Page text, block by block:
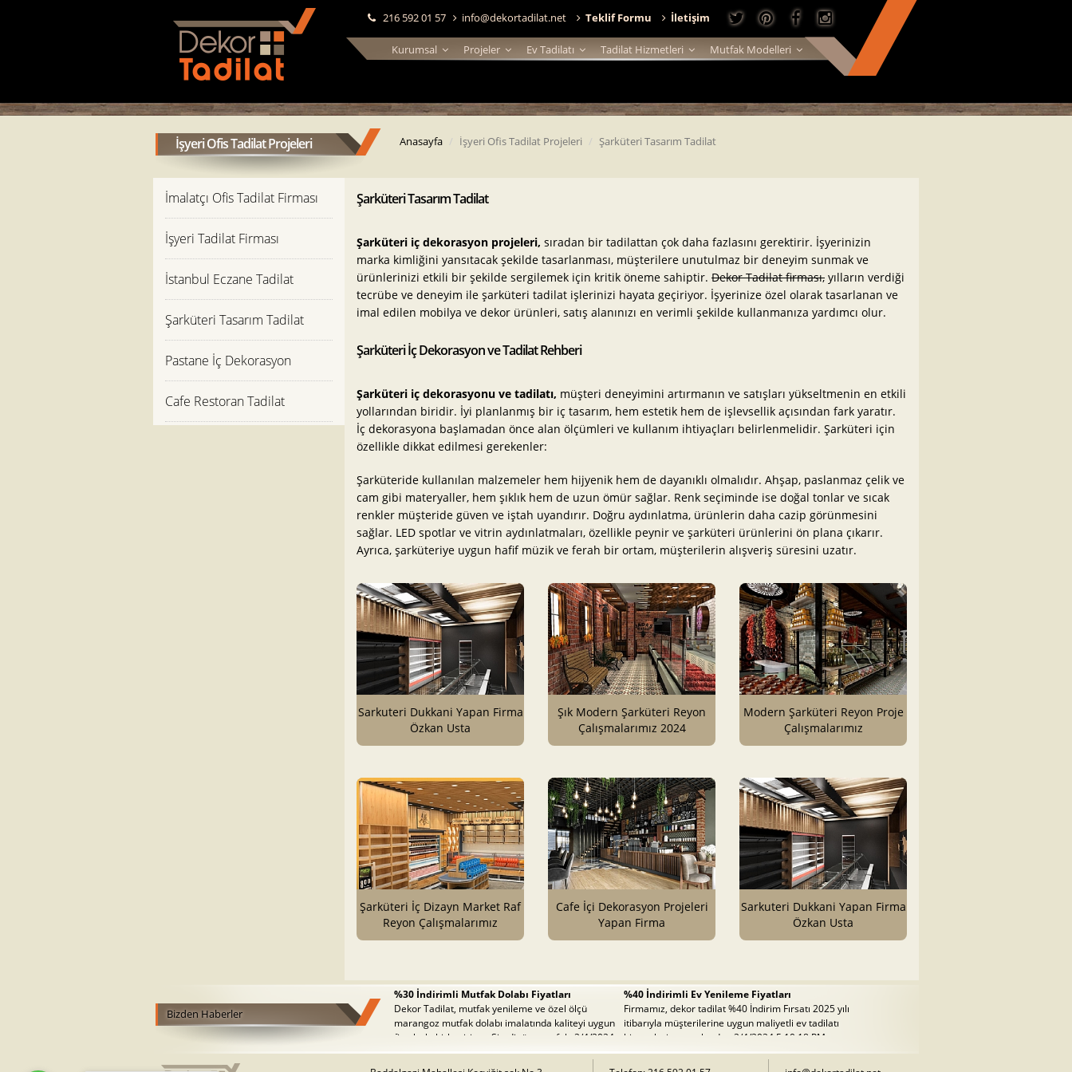
216 592 01 57 info@dekortadilat.net Teklif Formu İletişim
Kurumsal Projeler Ev Tadilatı Tadilat Hizmetleri Mutfak Modelleri
İşyeri Ofis Tadilat Projeleri Anasayfa İşyeri Ofis Tadilat Projeleri Şarküteri Tasarım Tadilat
İmalatçı Ofis Tadilat Firması
İşyeri Tadilat Firması
İstanbul Eczane Tadilat
Şarküteri Tasarım Tadilat
Pastane İç Dekorasyon
Cafe Restoran Tadilat
Şarküteri Tasarım Tadilat
Şarküteri iç dekorasyon projeleri, sıradan bir tadilattan çok daha fazlasını gerektirir. İşyerinizin
marka kimliğini yansıtacak şekilde tasarlanması, müşterilere unutulmaz bir deneyim sunmak ve
ürünlerinizi etkili bir şekilde sergilemek için kritik öneme sahiptir. Dekor Tadilat firması, yılların verdiği
tecrübe ve deneyim ile şarküteri tadilat işlerinizi hayata geçiriyor. İşyerinize özel olarak tasarlanan ve
imal edilen mobilya ve dekor ürünleri, satış alanınızı en verimli şekilde kullanmanıza yardımcı olur.
Şarküteri İç Dekorasyon ve Tadilat Rehberi
Şarküteri iç dekorasyonu ve tadilatı, müşteri deneyimini artırmanın ve satışları yükseltmenin en etkili
yollarından biridir. İyi planlanmış bir iç tasarım, hem estetik hem de işlevsellik açısından fark yaratır.
İç dekorasyona başlamadan önce alan ölçümleri ve kullanım ihtiyaçları belirlenmelidir. Şarküteri için
özellikle dikkat edilmesi gerekenler:
Şarküteride kullanılan malzemeler hem hijyenik hem de dayanıklı olmalıdır. Ahşap, paslanmaz çelik ve
cam gibi materyaller, hem şıklık hem de uzun ömür sağlar. Renk seçiminde ise doğal tonlar ve sıcak
renkler müşteride güven ve iştah uyandırır. Doğru aydınlatma, ürünlerin daha cazip görünmesini
sağlar. LED spotlar ve vitrin aydınlatmaları, özellikle peynir ve şarküteri ürünlerini ön plana çıkarır.
Ayrıca, şarküteriye uygun hafif müzik ve ferah bir ortam, müşterilerin alışveriş süresini uzatır.
Sarkuteri Dukkani Yapan Firma
Özkan Usta
Şık Modern Şarküteri Reyon
Çalışmalarımız 2024
Modern Şarküteri Reyon Proje
Çalışmalarımız
Şarküteri İç Dizayn Market Raf
Reyon Çalışmalarımız
Cafe İçi Dekorasyon Projeleri
Yapan Firma
Sarkuteri Dukkani Yapan Firma
Özkan Usta
Bizden Haberler
%30 İndirimli Mutfak Dolabı Fiyatları
Dekor Tadilat, mutfak yenileme ve özel ölçü
marangoz mutfak dolabı imalatında kaliteyi uygun
fiyatlarla birleştiriyor. Şimdi tüm mutfak. 2/4/2024
4:32:24 PM
%40 İndirimli Ev Yenileme Fiyatları
Firmamız, dekor tadilat %40 İndirim Fırsatı 2025 yılı
itibarıyla müşterilerine uygun maliyetli ev tadilatı
hizmetleri sunmaktadır.. 2/4/2024 5:10:18 PM